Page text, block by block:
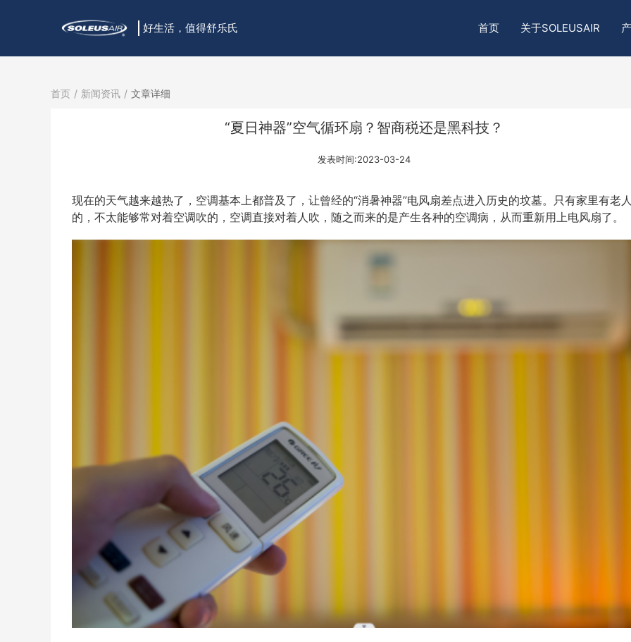
好生活，值得舒乐氏 首页 关于SOLEUSAIR
首页 新闻资讯 文章详细
“夏日神器”空气循环扇？智商税还是黑科技？
发表时间:2023-03-24
现在的天气越来越热了，空调基本上都普及了，让曾经的“消暑神器”电风扇差点进入历史的坟墓。只有家里有老
的，不太能够常对着空调吹的，空调直接对着人吹，随之而来的是产生各种的空调病，从而重新用上电风扇了。